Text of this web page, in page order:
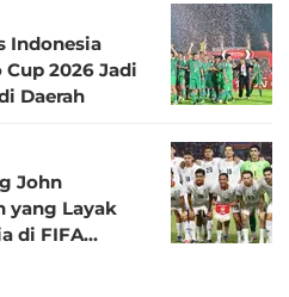
Indonesia
2026 Jadi
Daerah
John
yang Layak
di FIFA